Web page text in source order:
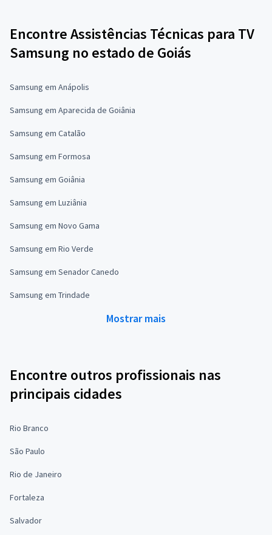
Encontre Assistências Técnicas para TV
Samsung no estado de Goiás
Samsung em Anápolis
Samsung em Aparecida de Goiânia
Samsung em Catalão
Samsung em Formosa
Samsung em Goiânia
Samsung em Luziânia
Samsung em Novo Gama
Samsung em Rio Verde
Samsung em Senador Canedo
Samsung em Trindade
Mostrar mais
Encontre outros profissionais nas
principais cidades
Rio Branco
São Paulo
Rio de Janeiro
Fortaleza
Salvador